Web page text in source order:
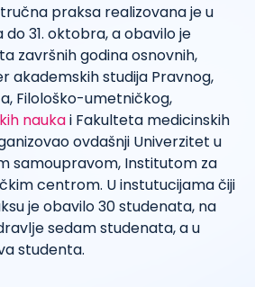
praksa realizovana je u
do 31. oktobra, a obavilo je
završnih godina osnovnih,
akademskih studija Pravnog,
Filološko-umetničkog,
naukai Fakulteta medicinskih
ovdašnji Univerzitet u
samoupravom, Institutom za
centrom. U instutucijama čiji
je obavilo 30 studenata, na
sedam studenata, a u
studenta.